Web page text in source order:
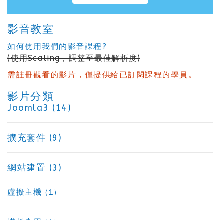
影音教室
如何使用我們的影音課程?
(使用Scaling，調整至最佳解析度)
需註冊觀看的影片，僅提供給已訂閱課程的學員。
影片分類
Joomla3 (14)
擴充套件 (9)
網站建置 (3)
虛擬主機 (1)